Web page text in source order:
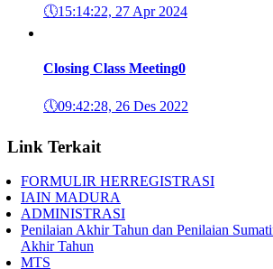
🕔15:14:22, 27 Apr 2024
Closing Class Meeting0
🕔09:42:28, 26 Des 2022
Link Terkait
FORMULIR HERREGISTRASI
IAIN MADURA
ADMINISTRASI
Penilaian Akhir Tahun dan Penilaian
Akhir Tahun
MTS